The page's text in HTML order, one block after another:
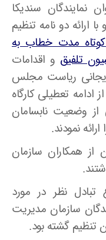
نمایندگان سندیکا
دو نامه تنظیم
کوتاه مدت خطاب به
تلفیق و اقدامات
ریاست مجلس
تعطیلی کارگاه
وضعیت نابسامان
نمودند.
همکاران سازمان
نظر در مورد
سازمان مدیریت
تنظیم گشته بود.